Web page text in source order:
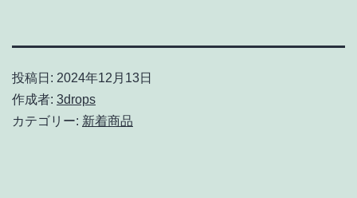
投稿日: 2024年12月13日
作成者: 3drops
カテゴリー: 新着商品